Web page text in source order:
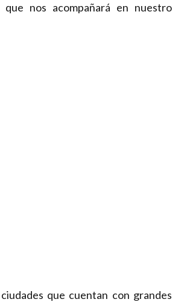
nos acompañará en nuestro
que cuentan con grandes